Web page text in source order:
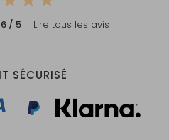
/ 5 ｜ Lire tous les avis
SÉCURISÉ